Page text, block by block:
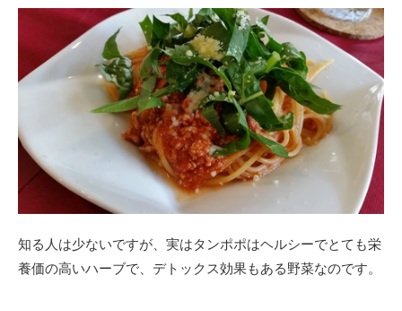
知る人は少ないですが、実はタンポポはヘルシーでとても栄
養価の高いハーブで、デトックス効果もある野菜なのです。